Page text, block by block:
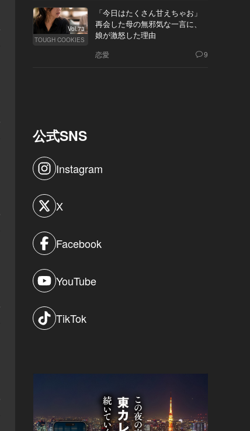
Vol.73
TOUGH COOKIES
「今日はたくさん甘えちゃお」
再会した母の無邪気な一言に、
娘が激怒した理由
恋愛 9
公式SNS
Instagram
X
Facebook
YouTube
TikTok